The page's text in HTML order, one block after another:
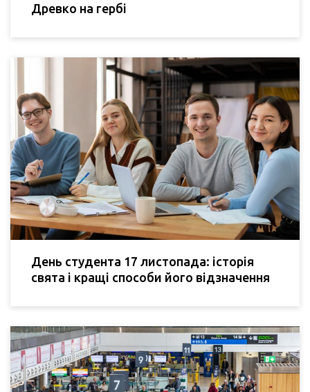
Древко на гербі
День студента 17 листопада: історія
свята і кращі способи його відзначення